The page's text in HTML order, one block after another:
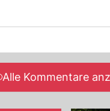
Alle Kommentare